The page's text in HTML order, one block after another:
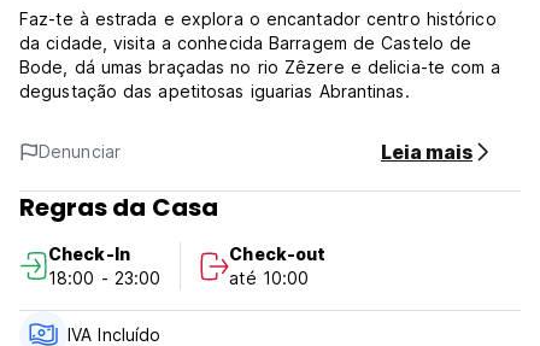
Faz-te à estrada e explora o encantador centro histórico
da cidade, visita a conhecida Barragem de Castelo de
Bode, dá umas braçadas no rio Zêzere e delicia-te com a
degustação das apetitosas iguarias Abrantinas.
Denunciar Leia mais
Regras da Casa
Check-In
18:00 - 23:00
Check-out
até 10:00
IVA Incluído